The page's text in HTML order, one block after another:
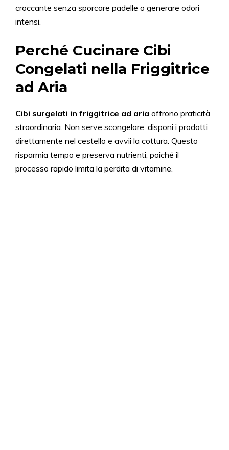
croccante senza sporcare padelle o generare odori
intensi.
Perché Cucinare Cibi
Congelati nella Friggitrice
ad Aria
Cibi surgelati in friggitrice ad aria offrono praticità
straordinaria. Non serve scongelare: disponi i prodotti
direttamente nel cestello e avvii la cottura. Questo
risparmia tempo e preserva nutrienti, poiché il
processo rapido limita la perdita di vitamine.